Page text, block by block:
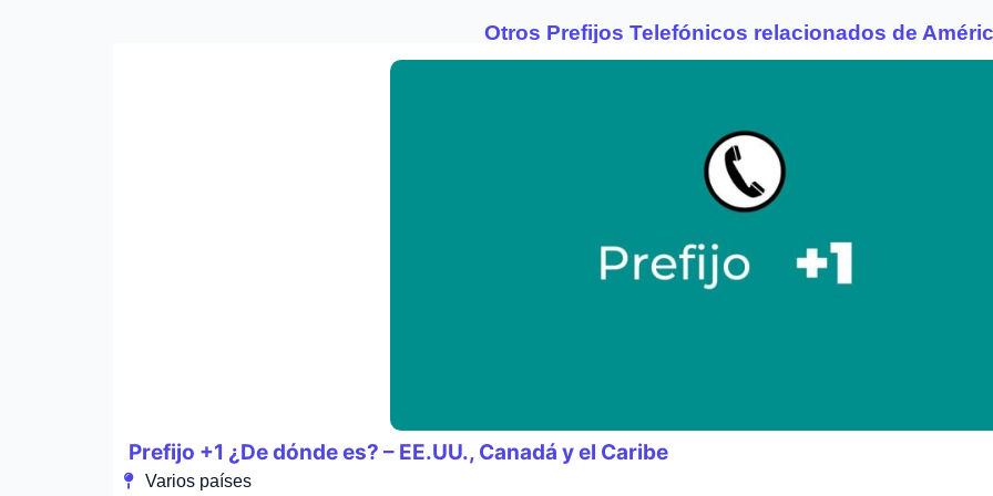
Otros Prefijos Telefónicos relacionados de
Prefijo +1 ¿De dónde es? – EE.UU., Canadá y el Caribe
Varios países